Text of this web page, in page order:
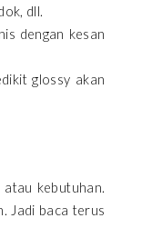
dll.
dengan kesan
glossy akan
kebutuhan.
Jadi baca terus